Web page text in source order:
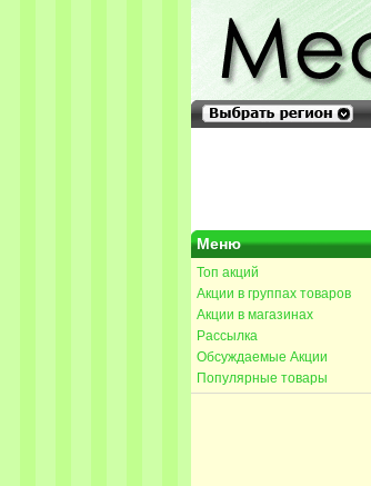
Меню
Топ акций
Акции в группах товаров
Акции в магазинах
Рассылка
Обсуждаемые Акции
Популярные товары